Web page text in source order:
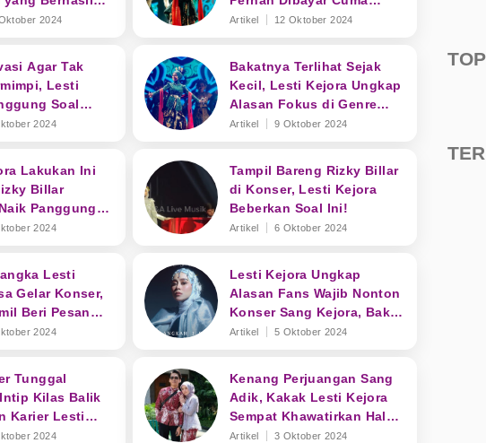
Konsernya
2024
Rp10 Ribu
Artikel 12 Oktober 2024
Agar Tak
Lesti
Soal
2024
Bakatnya Terlihat Sejak
Kecil, Lesti Kejora Ungkap
Alasan Fokus di Genre
Dangdut
Artikel 9 Oktober 2024
Lakukan Ini
Billar
Panggung
Banget!
2024
Tampil Bareng Rizky Billar
di Konser, Lesti Kejora
Beberkan Soal Ini!
Artikel 6 Oktober 2024
Lesti
Gelar Konser,
Beri Pesan
2024
Lesti Kejora Ungkap
Alasan Fans Wajib Nonton
Konser Sang Kejora, Bakal
Ada Ini!
Artikel 5 Oktober 2024
Tunggal
Kilas Balik
Karier Lesti
2024
Kenang Perjuangan Sang
Adik, Kakak Lesti Kejora
Sempat Khawatirkan Hal
Ini!
Artikel 3 Oktober 2024